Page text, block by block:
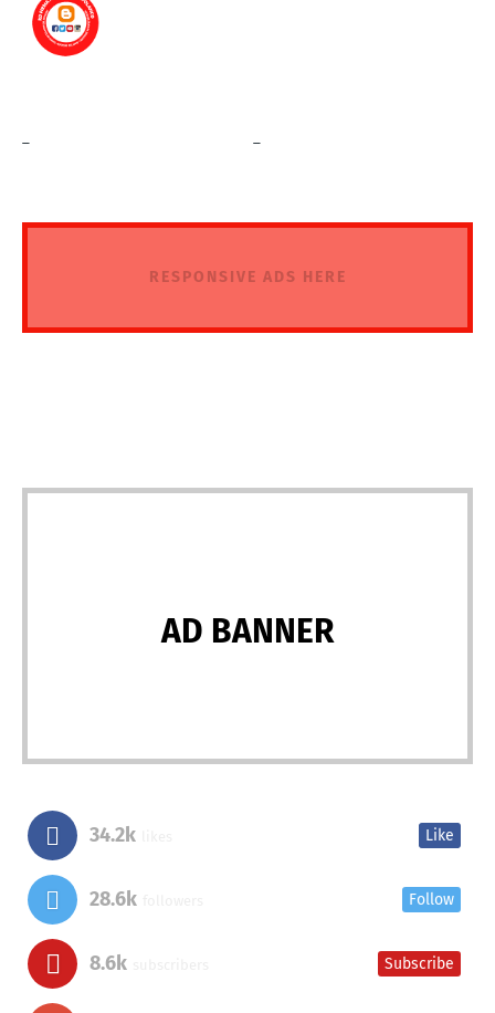
RESPONSIVE ADS HERE
AD BANNER
34.2k Like
28.6k Follow
8.6k Subscribe